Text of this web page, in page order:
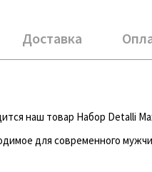
Доставка
наш товар Набор Detalli
для современного